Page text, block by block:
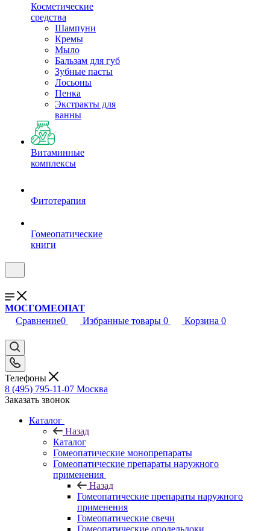
Косметические
средства
Шампуни
Кремы
Мыло
Бальзам для губ
Зубные пасты
Лосьоны
Пенка
Экстракты для
ванны
Витаминные
комплексы
Фитотерапия
Гомеопатические
книги
МОСГОМЕОПАТ
Сравнение0 Избранные товары 0 Корзина 0
Телефоны
8 (495) 795-11-07 Москва
Заказать звонок
Каталог
Назад
Каталог
Гомеопатические монопрепараты
Гомеопатические препараты наружного
применения
Назад
Гомеопатические препараты наружного
применения
Гомеопатические свечи
Гомеопатические оподельдоки